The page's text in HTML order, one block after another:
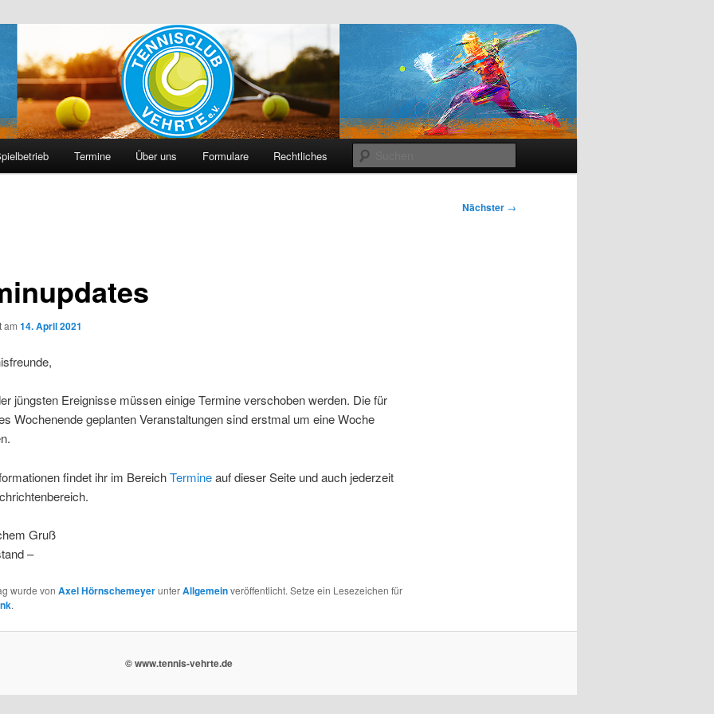
e. V.
Termine Über uns Formulare Rechtliches
Nächster →
am 14. April 2021
jüngsten Ereignisse müssen einige Termine verschoben werden. Die für
Wochenende geplanten Veranstaltungen sind erstmal um eine Woche
findet ihr im BereichTermineauf dieser Seite und auch jederzeit
Gruß
–
wurde von Axel HörnschemeyerunterAllgemeinveröffentlicht. Setze ein Lesezeichen für
.
© www.tennis-vehrte.de